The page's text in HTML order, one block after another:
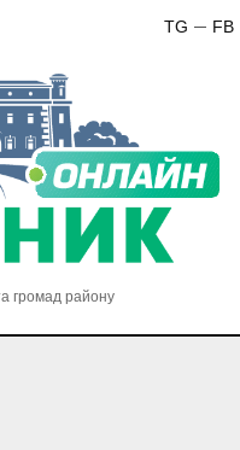
FB
TG
громад району